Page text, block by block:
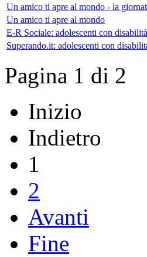
Un amico ti apre al mondo - la
Un amico ti apre al mondo
E-R Sociale: adolescenti con
Superando.it: adolescenti con
Pagina 1 di 2
Inizio
Indietro
1
2
Avanti
Fine